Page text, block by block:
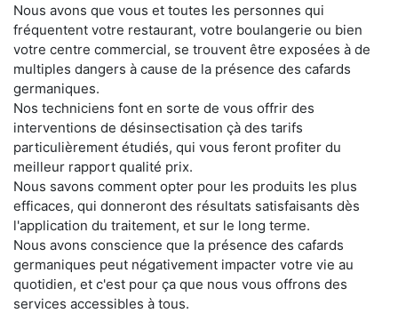
Nous avons que vous et toutes les personnes qui
fréquentent votre restaurant, votre boulangerie ou bien
votre centre commercial, se trouvent être exposées à de
multiples dangers à cause de la présence des cafards
germaniques.
Nos techniciens font en sorte de vous offrir des
interventions de désinsectisation çà des tarifs
particulièrement étudiés, qui vous feront profiter du
meilleur rapport qualité prix.
Nous savons comment opter pour les produits les plus
efficaces, qui donneront des résultats satisfaisants dès
l'application du traitement, et sur le long terme.
Nous avons conscience que la présence des cafards
germaniques peut négativement impacter votre vie au
quotidien, et c'est pour ça que nous vous offrons des
services accessibles à tous.